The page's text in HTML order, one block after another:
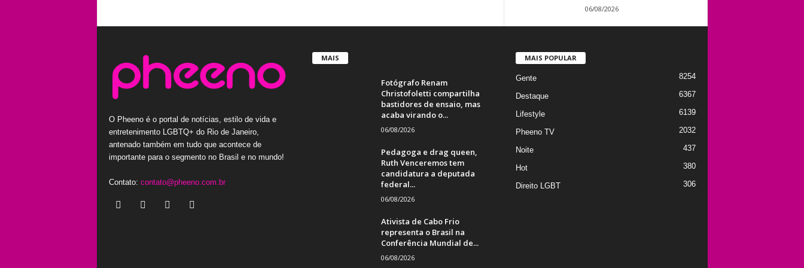
06/08/2026
O Pheeno é o portal de notícias, estilo de vida e
entretenimento LGBTQ+ do Rio de Janeiro,
antenado também em tudo que acontece de
importante para o segmento no Brasil e no mundo!
Contato: contato@pheeno.com.br
MAIS
Fotógrafo Renam
Christofoletti compartilha
bastidores de ensaio, mas
acaba virando o...
06/08/2026
Pedagoga e drag queen,
Ruth Venceremos tem
candidatura a deputada
federal...
06/08/2026
Ativista de Cabo Frio
representa o Brasil na
Conferência Mundial de...
06/08/2026
MAIS POPULAR
Gente 8254
Destaque 6367
Lifestyle 6139
Pheeno TV 2032
Noite 437
Hot 380
Direito LGBT 306